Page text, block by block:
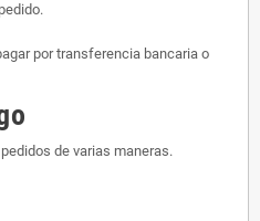
por transferencia bancaria o
de varias maneras.